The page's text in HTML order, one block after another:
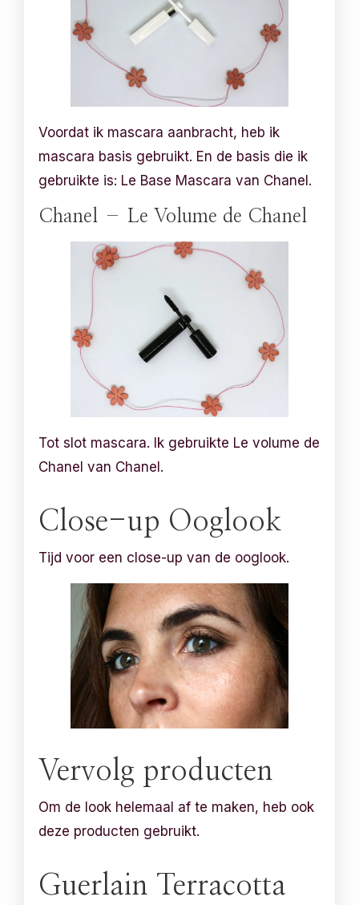
Voordat ik mascara aanbracht, heb ik
mascara basis gebruikt. En de basis die ik
gebruikte is: Le Base Mascara van Chanel.
Chanel – Le Volume de Chanel
Tot slot mascara. Ik gebruikte Le volume de
Chanel van Chanel.
Close-up Ooglook
Tijd voor een close-up van de ooglook.
Vervolg producten
Om de look helemaal af te maken, heb ook
deze producten gebruikt.
Guerlain Terracotta